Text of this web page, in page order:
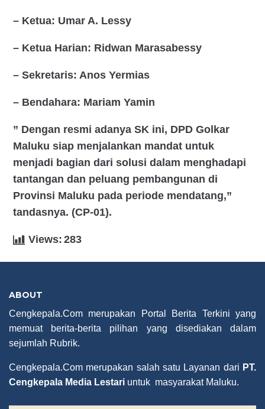
– Ketua: Umar A. Lessy
– Ketua Harian: Ridwan Marasabessy
– Sekretaris: Anos Yermias
– Bendahara: Mariam Yamin
” Dengan resmi adanya SK ini, DPD Golkar
Maluku siap menjalankan mandat untuk
menjadi bagian dari solusi dalam menghadapi
tantangan dan peluang pembangunan di
Provinsi Maluku pada periode mendatang,”
tandasnya. (CP-01).
Views: 283
ABOUT
Cengkepala.Com merupakan Portal Berita Terkini yang
memuat berita-berita pilihan yang disediakan dalam
sejumlah Rubrik.
Cengkepala.Com merupakan salah satu Layanan dari PT.
Cengkepala Media Lestari untuk masyarakat Maluku.